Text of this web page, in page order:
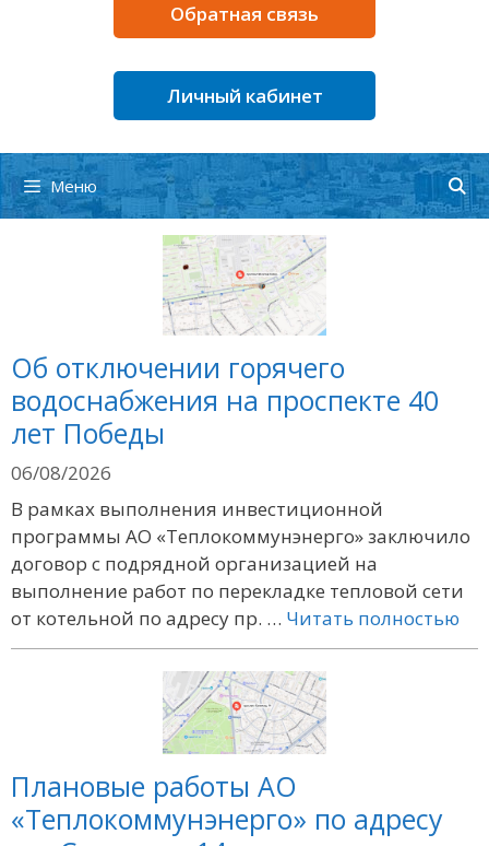
Обратная связь
Личный кабинет
Меню
Об отключении горячего
водоснабжения на проспекте 40
лет Победы
06/08/2026
В рамках выполнения инвестиционной
программы АО «Теплокоммунэнерго» заключило
договор с подрядной организацией на
выполнение работ по перекладке тепловой сети
от котельной по адресу пр. … Читать полностью
Плановые работы АО
«Теплокоммунэнерго» по адресу